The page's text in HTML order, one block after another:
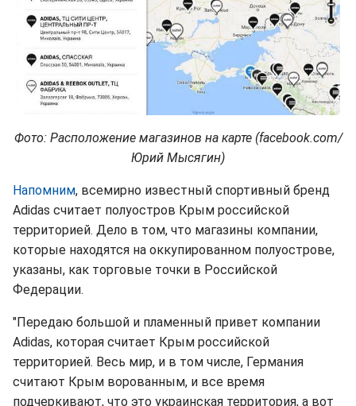
Фото: Расположение магазинов на карте (facebook.com/
Юрий Мысягин)
Напомним, всемирно известный спортивный бренд
Adidas считает полуостров Крым российской
территорией. Дело в том, что магазины компании,
которые находятся на оккупированном полуострове,
указаны, как торговые точки в Российской
Федерации.
"Передаю большой и пламенный привет компании
Adidas, которая считает Крым российской
территорией. Весь мир, и в том числе, Германия
считают Крым ворованным, и все время
подчеркивают, что это украинская территория, а вот